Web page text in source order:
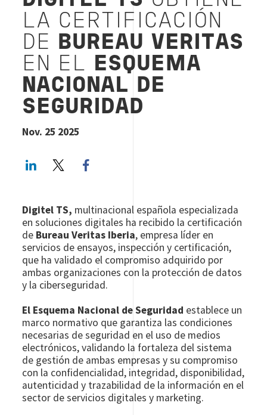
LA CERTIFICACIÓN
DE
BUREAU VERITAS
EN EL
ESQUEMA
NACIONAL DE
SEGURIDAD
Nov. 25 2025
LinkedInTwitter
Digitel TS, multinacional española especializada
en soluciones digitales ha recibido la certificación
de Bureau Veritas Iberia, empresa líder en
servicios de ensayos, inspección y certificación,
que ha validado el compromiso adquirido por
ambas organizaciones con la protección de datos
y la ciberseguridad.
El Esquema Nacional de Seguridad establece un
marco normativo que garantiza las condiciones
necesarias de seguridad en el uso de medios
electrónicos, validando la fortaleza del sistema
de gestión de ambas empresas y su compromiso
con la confidencialidad, integridad, disponibilidad,
autenticidad y trazabilidad de la información en el
sector de servicios digitales y marketing.